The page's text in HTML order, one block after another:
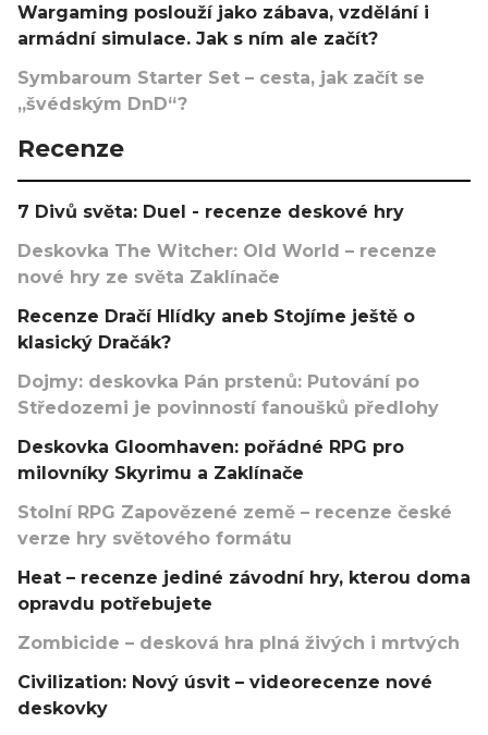
Wargaming poslouží jako zábava, vzdělání i
armádní simulace. Jak s ním ale začít?
Symbaroum Starter Set – cesta, jak začít se
„švédským DnD“?
Recenze
7 Divů světa: Duel - recenze deskové hry
Deskovka The Witcher: Old World – recenze
nové hry ze světa Zaklínače
Recenze Dračí Hlídky aneb Stojíme ještě o
klasický Dračák?
Dojmy: deskovka Pán prstenů: Putování po
Středozemi je povinností fanoušků předlohy
Deskovka Gloomhaven: pořádné RPG pro
milovníky Skyrimu a Zaklínače
Stolní RPG Zapovězené země – recenze české
verze hry světového formátu
Heat – recenze jediné závodní hry, kterou doma
opravdu potřebujete
Zombicide – desková hra plná živých i mrtvých
Civilization: Nový úsvit – videorecenze nové
deskovky